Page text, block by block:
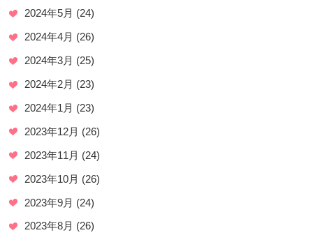
2024年5月 (24)
2024年4月 (26)
2024年3月 (25)
2024年2月 (23)
2024年1月 (23)
2023年12月 (26)
2023年11月 (24)
2023年10月 (26)
2023年9月 (24)
2023年8月 (26)